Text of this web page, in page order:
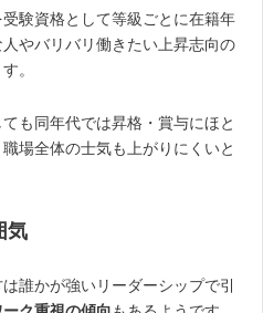
験資格として等級ごとに在籍年
やバリバリ働きたい上昇志向の
。
も同年代では昇格・賞与にほと
場全体の士気も上がりにくいと
気
誰かが強いリーダーシップで引